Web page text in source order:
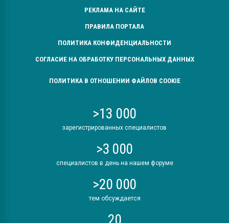
РЕКЛАМА НА САЙТЕ
ПРАВИЛА ПОРТАЛА
ПОЛИТИКА КОНФИДЕНЦИАЛЬНОСТИ
СОГЛАСИЕ НА ОБРАБОТКУ ПЕРСОНАЛЬНЫХ ДАННЫХ
ПОЛИТИКА В ОТНОШЕНИИ ФАЙЛОВ COOKIE
>13 000
зарегистрированных специалистов
>3 000
специалистов в день на нашем форуме
>20 000
тем обсуждается
20